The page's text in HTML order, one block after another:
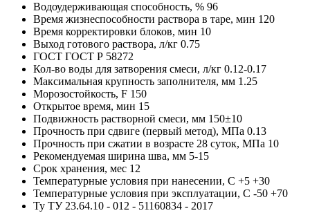
Водоудерживающая способность, % 96
Время жизнеспособности раствора в таре, мин 120
Время корректировки блоков, мин 10
Выход готового раствора, л/кг 0.75
ГОСТ ГОСТ Р 58272
Кол-во воды для затворения смеси, л/кг 0.12-0.17
Максимальная крупность заполнителя, мм 1.25
Морозостойкость, F 150
Открытое время, мин 15
Подвижность растворной смеси, мм 150±10
Прочность при сдвиге (первый метод), МПа 0.13
Прочность при сжатии в возрасте 28 суток, МПа 10
Рекомендуемая ширина шва, мм 5-15
Срок хранения, мес 12
Температурные условия при нанесении, С +5 +30
Температурные условия при эксплуатации, С -50 +70
Ту ТУ 23.64.10 - 012 - 51160834 - 2017